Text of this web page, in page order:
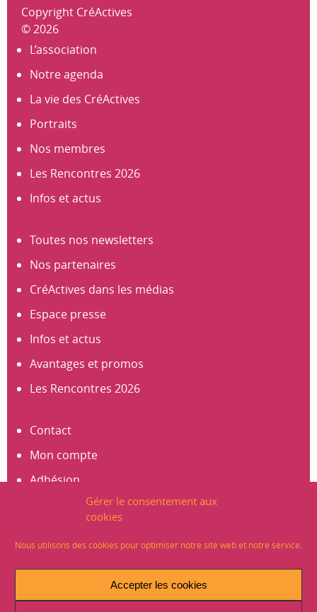
Gérer le consentement aux
cookies
Nous utilisons des cookies pour optimiser notre site web et notre service.
Accepter les cookies
Copyright CréActives
© 2026
L’association
Notre agenda
La vie des CréActives
Portraits
Nos membres
Les Rencontres 2026
Infos et actus
Toutes nos newsletters
Nos partenaires
CréActives dans les médias
Espace presse
Infos et actus
Avantages et promos
Les Rencontres 2026
Contact
Mon compte
Adhésion
S’abonner à la newsletter
Mentions légales